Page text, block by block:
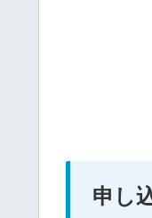
申し